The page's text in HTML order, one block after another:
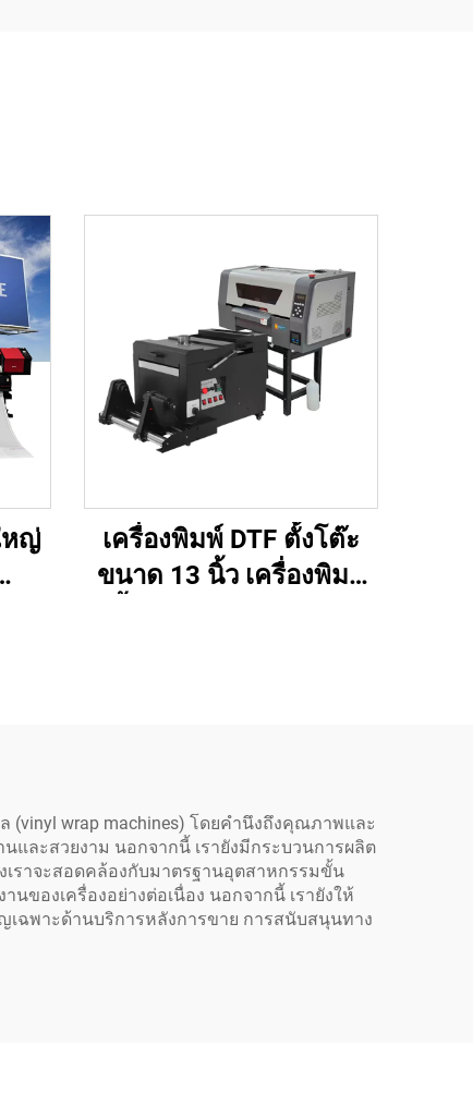
หญ่
เครื่องพิมพ์ DTF ตั้งโต๊ะ
ขนาด 13 นิ้ว เครื่องพิมพ์
wrap machines) โดยคำนึงถึงคุณภาพและ
และสวยงาม นอกจากนี้ เรายังมีกระบวนการผลิต
ราจะสอดคล้องกับมาตรฐานอุตสาหกรรมขั้น
ของเครื่องอย่างต่อเนื่อง นอกจากนี้ เรายังให้
ฉพาะด้านบริการหลังการขาย การสนับสนุนทาง